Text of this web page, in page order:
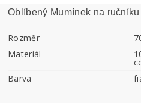
Oblíbený Mumínek na
Rozměr
Materiál
Barva